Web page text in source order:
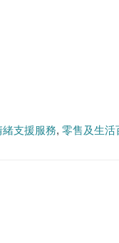
支援服務 零售及生活